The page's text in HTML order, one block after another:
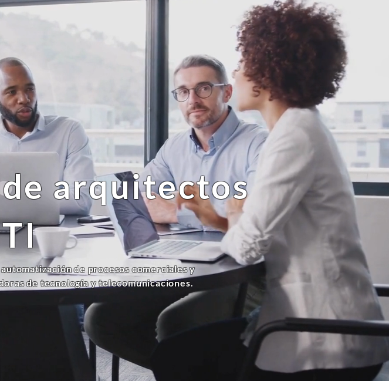
arquitectos
de procesos comerciales y
de tecnología y telecomunicaciones.